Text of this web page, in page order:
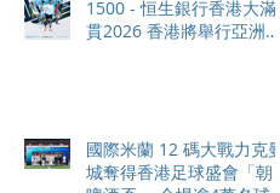
1500 - 恒生銀行香港大滿
貫2026 香港將舉行亞洲首
國際米蘭 12 碼大戰力克曼
城奪得香港足球盛會「朝日